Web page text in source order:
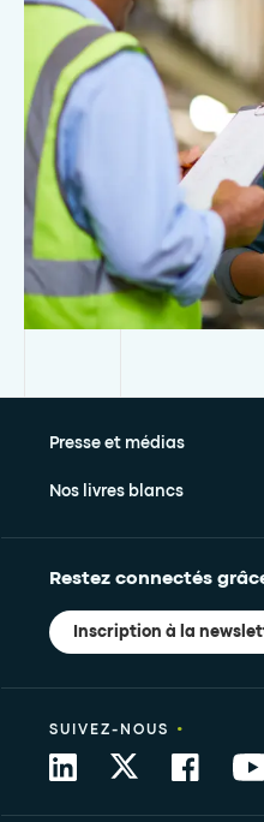
Presse et médias
Nos livres blancs
Restez connectés
Inscription à la
SUIVEZ-NOUS •